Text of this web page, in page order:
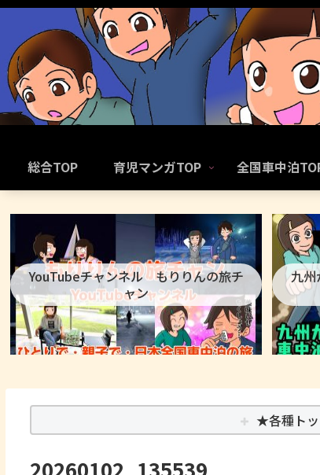
総合TOP 育児マンガTOP 全国車中泊
YouTubeチャンネル もりりんの旅チ
ャン
九
★各種トッ